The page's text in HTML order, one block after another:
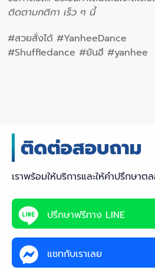
ติดตามกติกา เร็ว ๆ นี้
#สวยสั่งได้ #YanheeDance
#Shuffledance #ยันฮี #yanhee
เราพร้อมให้บริการและให้คำปรึกษา
ปรึกษาฟรีทาง LINE
แชทกับเราเลย